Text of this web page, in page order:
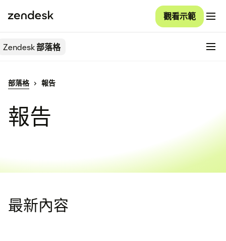
觀看示範
Zendesk部落格
部落格 報告
報告
最新內容